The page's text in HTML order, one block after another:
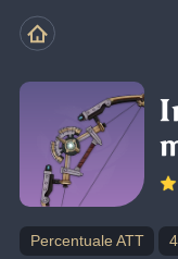
Percentuale ATT